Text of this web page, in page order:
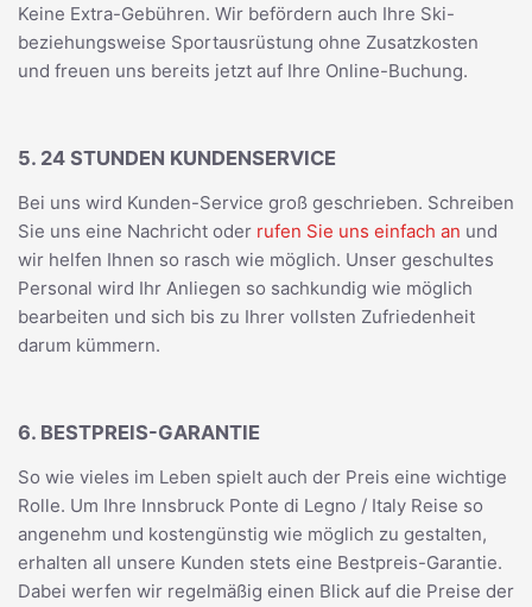
Keine Extra-Gebühren. Wir befördern auch Ihre Ski-
beziehungsweise Sportausrüstung ohne Zusatzkosten
und freuen uns bereits jetzt auf Ihre Online-Buchung.
5. 24 STUNDEN KUNDENSERVICE
Bei uns wird Kunden-Service groß geschrieben. Schreiben
Sie uns eine Nachricht oder rufen Sie uns einfach an und
wir helfen Ihnen so rasch wie möglich. Unser geschultes
Personal wird Ihr Anliegen so sachkundig wie möglich
bearbeiten und sich bis zu Ihrer vollsten Zufriedenheit
darum kümmern.
6. BESTPREIS-GARANTIE
So wie vieles im Leben spielt auch der Preis eine wichtige
Rolle. Um Ihre Innsbruck Ponte di Legno / Italy Reise so
angenehm und kostengünstig wie möglich zu gestalten,
erhalten all unsere Kunden stets eine Bestpreis-Garantie.
Dabei werfen wir regelmäßig einen Blick auf die Preise der